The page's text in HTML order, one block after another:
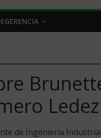
de Ingeniería